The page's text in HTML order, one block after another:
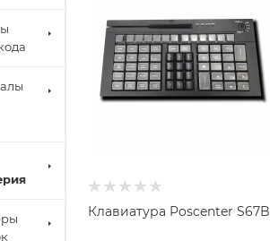
Клавиатура Poscenter S67B